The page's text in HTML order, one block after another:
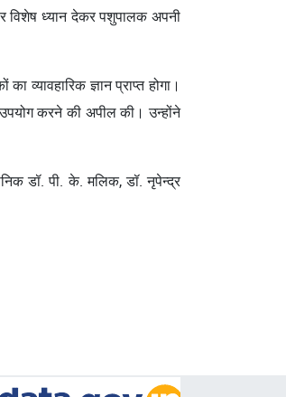
विशेष ध्यान देकर पशुपालक अपनी
ज्ञान प्राप्त होगा।
करने की अपील की। उन्होंने
डॉ. पी. के. मलिक, डॉ. नृपेन्द्र